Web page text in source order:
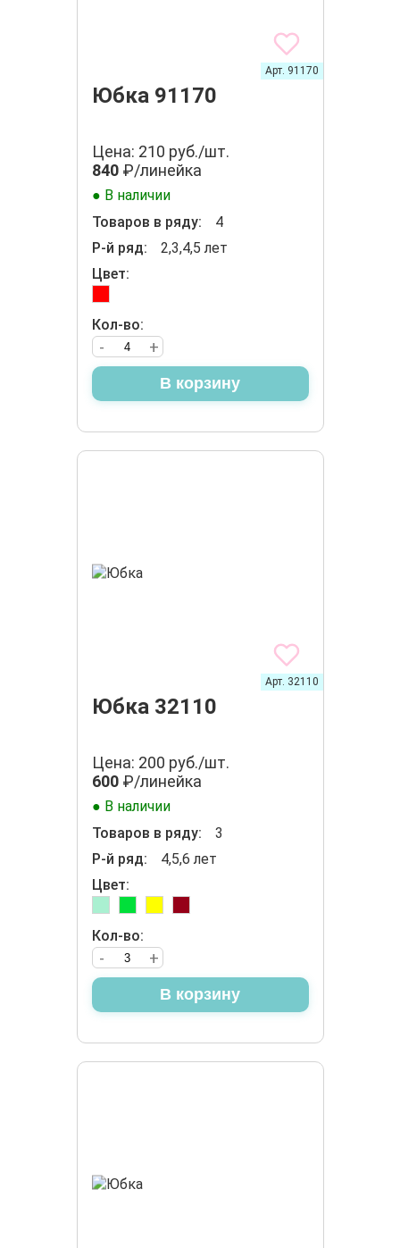
Юбка 91170
Арт. 91170
Цена: 210 руб./шт.
840₽/линейка
● В наличии
Товаров в ряду:
4
Р-й ряд:
2,3,4,5 лет
Цвет:
Кол-во:
+
-
В корзину
Юбка 32110
Арт. 32110
Цена: 200 руб./шт.
600₽/линейка
● В наличии
Товаров в ряду:
3
Р-й ряд:
4,5,6 лет
Цвет:
Кол-во:
+
-
В корзину